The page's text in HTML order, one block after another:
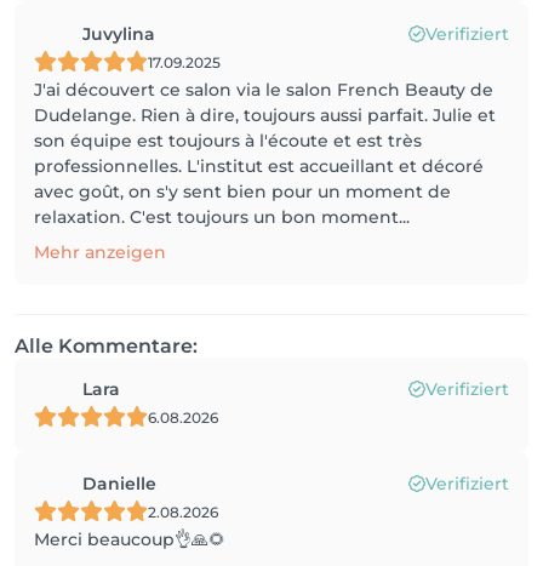
Juvylina Verifiziert
17.09.2025
J'ai découvert ce salon via le salon French Beauty de
Dudelange. Rien à dire, toujours aussi parfait. Julie et
son équipe est toujours à l'écoute et est très
professionnelles. L'institut est accueillant et décoré
avec goût, on s'y sent bien pour un moment de
relaxation. C'est toujours un bon moment...
Mehr anzeigen
Alle Kommentare:
Lara Verifiziert
6.08.2026
Danielle Verifiziert
2.08.2026
Merci beaucoup👌🙏🌻